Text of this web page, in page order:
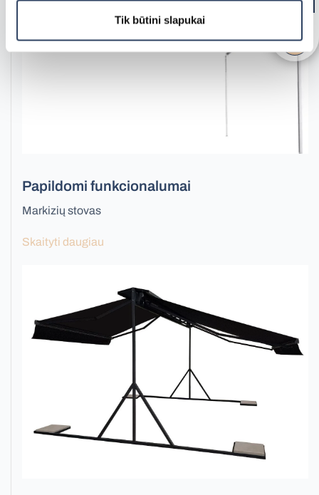
Tik būtini slapukai
Apsauginės grotos
Visos žaliuzės
Papildomi funkcionalumai
Markizių stovas
Skaityti daugiau